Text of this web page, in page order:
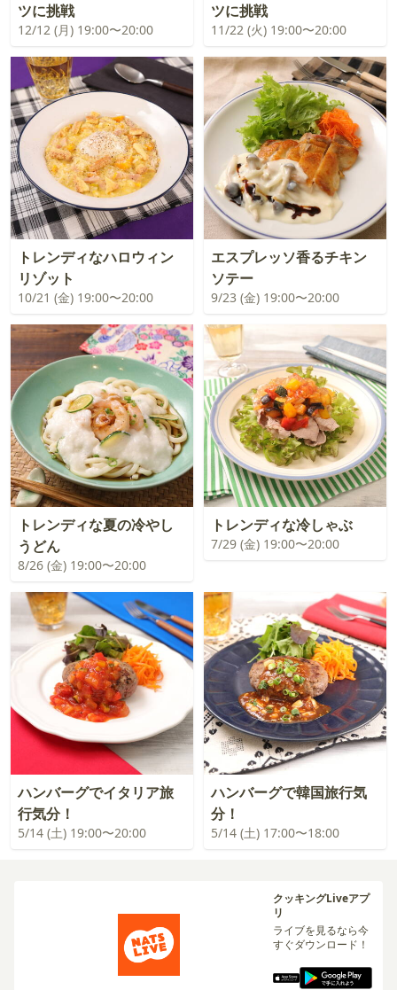
ツに挑戦
12/12 (月) 19:00〜20:00
ツに挑戦
11/22 (火) 19:00〜20:00
トレンディなハロウィン
リゾット
10/21 (金) 19:00〜20:00
エスプレッソ香るチキン
ソテー
9/23 (金) 19:00〜20:00
トレンディな夏の冷やし
うどん
8/26 (金) 19:00〜20:00
トレンディな冷しゃぶ
7/29 (金) 19:00〜20:00
ハンバーグでイタリア旅
行気分！
5/14 (土) 19:00〜20:00
ハンバーグで韓国旅行気
分！
5/14 (土) 17:00〜18:00
クッキングLiveアプ
リ
ライブを見るなら今
すぐダウンロード！